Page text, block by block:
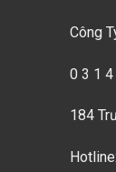
Công
0 3 1
184